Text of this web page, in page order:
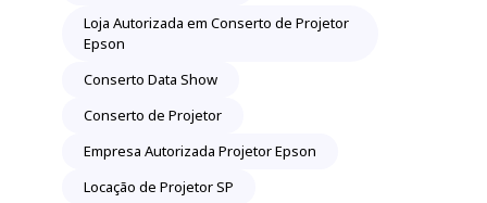
Loja Autorizada em Conserto de Projetor
Epson
Conserto Data Show
Conserto de Projetor
Empresa Autorizada Projetor Epson
Locação de Projetor SP